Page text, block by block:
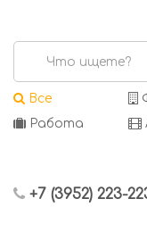
Все
Работа
+7 (3952) 223-